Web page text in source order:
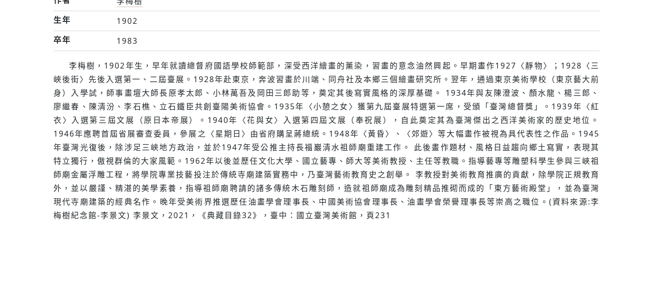
生年
1902
卒年
1983
李梅樹，1902年生，早年就讀總督府國語學校師範部，深受西洋繪畫的薰染，習畫的意念油然興起。早期畫作1927〈靜物〉；1928〈三
峽後街〉先後入選第一、二屆臺展。1928年赴東京，奔波習畫於川端、同舟社及本鄉三個繪畫研究所。翌年，通過東京美術學校（東京藝大前
身）入學試，師事畫壇大師長原孝太郎、小林萬吾及岡田三郎助等，奠定其後寫實風格的深厚基礎。 1934年與友陳澄波、顏水龍、楊三郎、
廖繼春、陳清汾、李石樵、立石鐵臣共創臺陽美術協會。1935年〈小憩之女〉獲第九屆臺展特選第一席，受頒「臺灣總督獎」。1939年〈紅
衣〉入選第三屆文展（原日本帝展）。1940年〈花與女〉入選第四屆文展（奉祝展），自此奠定其為臺灣傑出之西洋美術家的歷史地位。
1946年應聘首屆省展審查委員，參展之〈星期日〉由省府購呈蔣總統。1948年〈黃昏〉、〈郊遊〉等大幅畫作被視為具代表性之作品。1945
年臺灣光復後，除涉足三峽地方政治，並於1947年受公推主持長福巖清水祖師廟重建工作。 此後畫作題材、風格日益趨向鄉土寫實，表現其
特立獨行，傲視群倫的大家風範。1962年以後並歷任文化大學、國立藝專、師大等美術教授、主任等教職。指導藝專等雕塑科學生參與三峽祖
師廟金屬浮雕工程，將學院專業技藝投注於傳統寺廟建築實務中，乃臺灣藝術教育史之創舉。 李教授對美術教育推廣的貢獻，除學院正規教育
外，並以嚴謹、精湛的美學素養，指導祖師廟聘請的諸多傳統木石雕刻師，造就祖師廟成為雕刻精品推砌而成的「東方藝術殿堂」，並為臺灣
現代寺廟建築的經典名作。晚年受美術界推選歷任油畫學會理事長、中國美術協會理事長、油畫學會榮譽理事長等崇高之職位。(資料來源:李
梅樹紀念館-李景文) 李景文，2021，《典藏目錄32》，臺中：國立臺灣美術館，頁231